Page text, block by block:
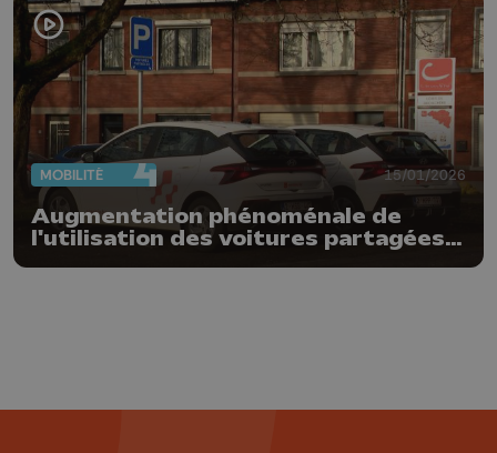
MOBILITÉ 15/01/2026
Augmentation phénoménale de
l'utilisation des voitures partagées à